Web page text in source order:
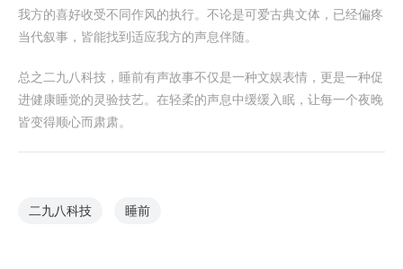
我方的喜好收受不同作风的执行。不论是可爱古典文体，已经偏疼
当代叙事，皆能找到适应我方的声息伴随。
总之二九八科技，睡前有声故事不仅是一种文娱表情，更是一种促
进健康睡觉的灵验技艺。在轻柔的声息中缓缓入眠，让每一个夜晚
皆变得顺心而肃肃。
二九八科技 睡前